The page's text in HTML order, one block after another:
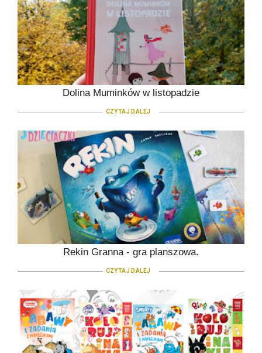
Dolina Muminków w listopadzie
CZYTAJ DALEJ
Rekin Granna - gra planszowa.
CZYTAJ DALEJ